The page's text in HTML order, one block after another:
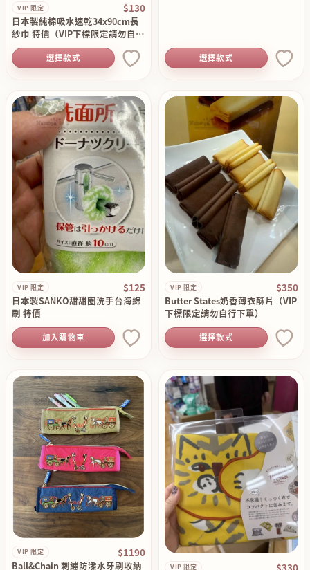
VIP 限定 $130
日本製純棉吸水速乾34x90cm長
紗巾 特價（VIP下標限定請勿自行
下單）
選擇款式 選擇款式
VIP 限定 $125
日本製SANKO甜甜圈洗手台海綿
刷 特價
加入購物車
VIP 限定 $350
Butter States奶香薄衣酥片（VIP
下標限定請勿自行下單）
選擇款式
VIP 限定 $1190
Ball&Chain 刺繡防潑水牙刷收納 VIP 限定 $330